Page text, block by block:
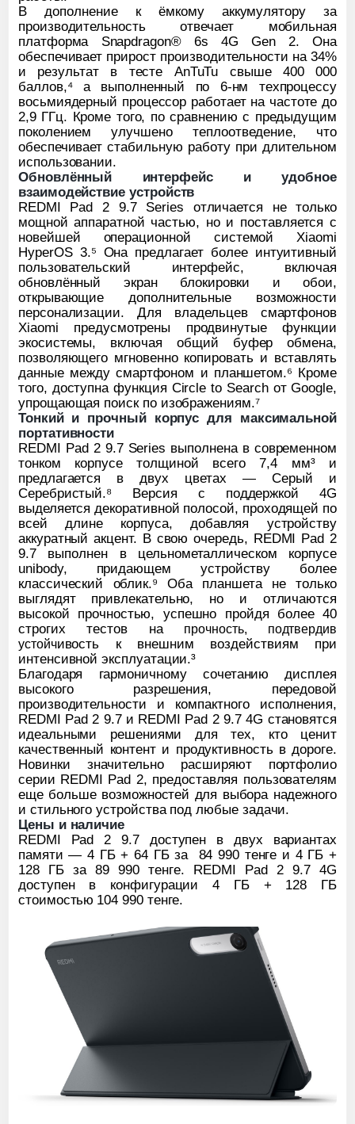
В дополнение к ёмкому аккумулятору за
производительность отвечает мобильная
платформа Snapdragon® 6s 4G Gen 2. Она
обеспечивает прирост производительности на 34%
и результат в тесте AnTuTu свыше 400 000
баллов,⁴ а выполненный по 6-нм техпроцессу
восьмиядерный процессор работает на частоте до
2,9 ГГц. Кроме того, по сравнению с предыдущим
поколением улучшено теплоотведение, что
обеспечивает стабильную работу при длительном
использовании.
Обновлённый интерфейс и удобное
взаимодействие устройств
REDMI Pad 2 9.7 Series отличается не только
мощной аппаратной частью, но и поставляется с
новейшей операционной системой Xiaomi
HyperOS 3.⁵ Она предлагает более интуитивный
пользовательский интерфейс, включая
обновлённый экран блокировки и обои,
открывающие дополнительные возможности
персонализации. Для владельцев смартфонов
Xiaomi предусмотрены продвинутые функции
экосистемы, включая общий буфер обмена,
позволяющего мгновенно копировать и вставлять
данные между смартфоном и планшетом.⁶ Кроме
того, доступна функция Circle to Search от Google,
упрощающая поиск по изображениям.⁷
Тонкий и прочный корпус для максимальной
портативности
REDMI Pad 2 9.7 Series выполнена в современном
тонком корпусе толщиной всего 7,4 мм³ и
предлагается в двух цветах — Серый и
Серебристый.⁸ Версия с поддержкой 4G
выделяется декоративной полосой, проходящей по
всей длине корпуса, добавляя устройству
аккуратный акцент. В свою очередь, REDMI Pad 2
9.7 выполнен в цельнометаллическом корпусе
unibody, придающем устройству более
классический облик.⁹ Оба планшета не только
выглядят привлекательно, но и отличаются
высокой прочностью, успешно пройдя более 40
строгих тестов на прочность, подтвердив
устойчивость к внешним воздействиям при
интенсивной эксплуатации.³
Благодаря гармоничному сочетанию дисплея
высокого разрешения, передовой
производительности и компактного исполнения,
REDMI Pad 2 9.7 и REDMI Pad 2 9.7 4G становятся
идеальными решениями для тех, кто ценит
качественный контент и продуктивность в дороге.
Новинки значительно расширяют портфолио
серии REDMI Pad 2, предоставляя пользователям
еще больше возможностей для выбора надежного
и стильного устройства под любые задачи.
Цены и наличие
REDMI Pad 2 9.7 доступен в двух вариантах
памяти — 4 ГБ + 64 ГБ за 84 990 тенге и 4 ГБ +
128 ГБ за 89 990 тенге. REDMI Pad 2 9.7 4G
доступен в конфигурации 4 ГБ + 128 ГБ
стоимостью 104 990 тенге.